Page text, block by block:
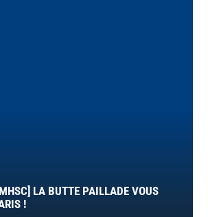
LA BUTTE PAILLADE VOUS
!